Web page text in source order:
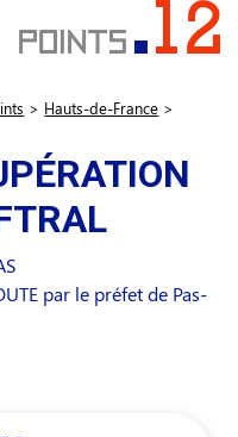
> Hauts-de-France >
par le préfet de Pas-